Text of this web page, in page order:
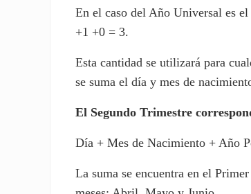
En el caso del Año Universal es
+1 +0 = 3.
Esta cantidad se utilizará para
se suma el día y mes de
El Segundo Trimestre
Día + Mes de Nacimiento + Año
La suma se encuentra en el